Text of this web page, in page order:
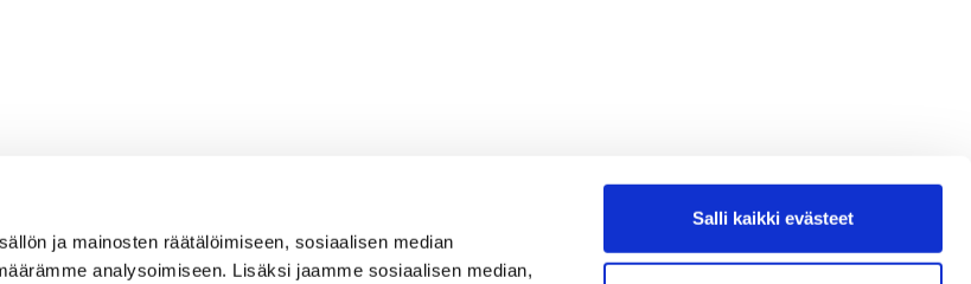
ja mainosten räätälöimiseen, sosiaalisen median
analysoimiseen. Lisäksi jaamme sosiaalisen median,
Salli kaikki evästeet